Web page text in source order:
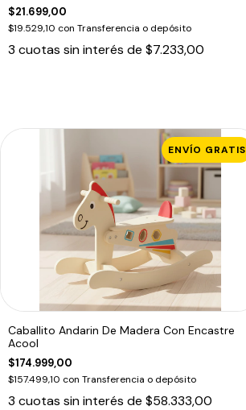
$21.699,00
$19.529,10 con Transferencia o depósito
3 cuotas sin interés de $7.233,00
ENVÍO GRATIS
Caballito Andarin De Madera Con Encastre
Acool
$174.999,00
$157.499,10 con Transferencia o depósito
3 cuotas sin interés de $58.333,00